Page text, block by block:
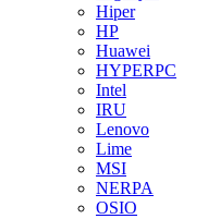
Hiper
HP
Huawei
HYPERPC
Intel
IRU
Lenovo
Lime
MSI
NERPA
OSIO